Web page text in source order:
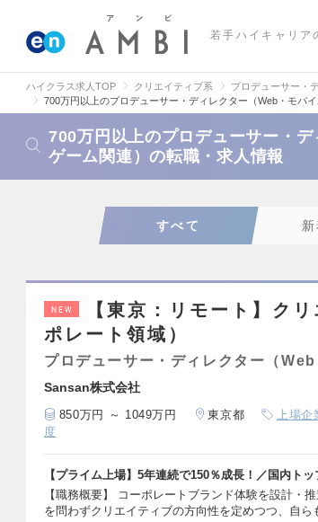
若手ハイキャリア
ハイクラス求人TOP クリエイティブ系
プロデューサー・
700万円以上のプロデューサー・ディレクター（Web・モバ
700万円以上のプロデューサー・
ゲーム関連）の転職・求人情報
すべて
NEW
【東京：リモート】ク
ポレート領域）
プロデューサー・ディレクター（Web
Sansan株式会社
850万円 ～ 1049万円 東京都 上場企
度
【プライム上場】5年連続で150％成長！／国内ト
【職務概要】 コーポレートブランド体験を設計・
を問わずクリエイティブの方向性を定めつつ、自ら